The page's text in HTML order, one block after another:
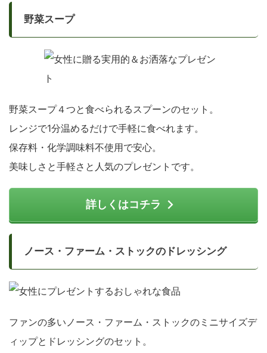
野菜スープ
野菜スープ４つと食べられるスプーンのセット。
レンジで1分温めるだけで手軽に食べれます。
保存料・化学調味料不使用で安心。
美味しさと手軽さと人気のプレゼントです。
詳しくはコチラ
ノース・ファーム・ストックのドレッシング
ファンの多いノース・ファーム・ストックのミニサイズデ
ィップとドレッシングのセット。